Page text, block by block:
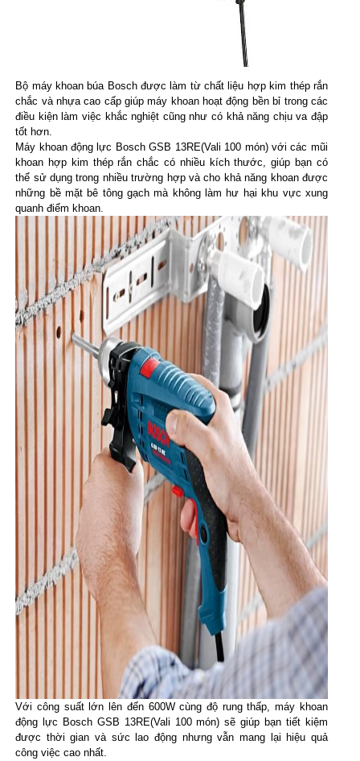
Bộ máy khoan búa Bosch được làm từ chất liệu hợp kim thép rắn
chắc và nhựa cao cấp giúp máy khoan hoạt động bền bỉ trong các
điều kiện làm việc khắc nghiệt cũng như có khả năng chịu va đập
tốt hơn.
Máy khoan động lực Bosch GSB 13RE(Vali 100 món) với các mũi
khoan hợp kim thép rắn chắc có nhiều kích thước, giúp bạn có
thể sử dụng trong nhiều trường hợp và cho khả năng khoan được
những bề mặt bê tông gạch mà không làm hư hại khu vực xung
quanh điểm khoan.
Với công suất lớn lên đến 600W cùng độ rung thấp, máy khoan
động lực Bosch GSB 13RE(Vali 100 món) sẽ giúp bạn tiết kiệm
được thời gian và sức lao động nhưng vẫn mang lại hiệu quả
công việc cao nhất.